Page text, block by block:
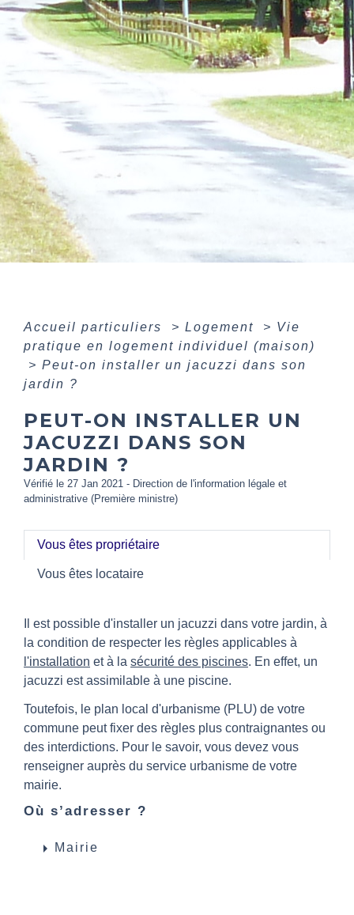
Accueil particuliers > Logement > Vie
pratique en logement individuel (maison)
> Peut-on installer un jacuzzi dans son
jardin ?
PEUT-ON INSTALLER UN
JACUZZI DANS SON
JARDIN ?
Vérifié le 27 Jan 2021 - Direction de l'information légale et
administrative (Première ministre)
Vous êtes propriétaire
Vous êtes locataire
Il est possible d'installer un jacuzzi dans votre jardin, à
la condition de respecter les règles applicables à
l'installation et à la sécurité des piscines. En effet, un
jacuzzi est assimilable à une piscine.
Toutefois, le plan local d'urbanisme (PLU) de votre
commune peut fixer des règles plus contraignantes ou
des interdictions. Pour le savoir, vous devez vous
renseigner auprès du service urbanisme de votre
mairie.
Où s’adresser ?
arrow_right Mairie